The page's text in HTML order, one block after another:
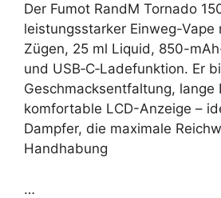
Der Fumot RandM Tornado
leistungsstarker Einweg-Vape
Zügen, 25 ml Liquid, 850-
und USB‑C‑Ladefunktion. Er
Geschmacksentfaltung, lange
komfortable LCD-Anzeige –
Dampfer, die maximale
Handhabung
…